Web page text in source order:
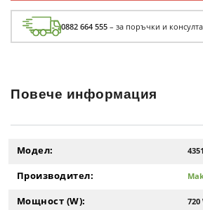
0882 664 555 – за поръчки и
Повече информация
Модел:
Производител:
Мощност (W): 720